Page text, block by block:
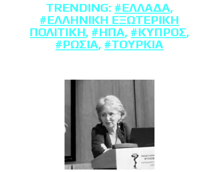
TRENDING: #ΕΛΛΆΔΑ,
#ΕΛΛΗΝΙΚΉ ΕΞΩΤΕΡΙΚΉ
ΠΟΛΙΤΙΚΉ, #ΗΠΑ, #ΚΎΠΡΟΣ,
#ΡΩΣΊΑ, #ΤΟΥΡΚΊΑ